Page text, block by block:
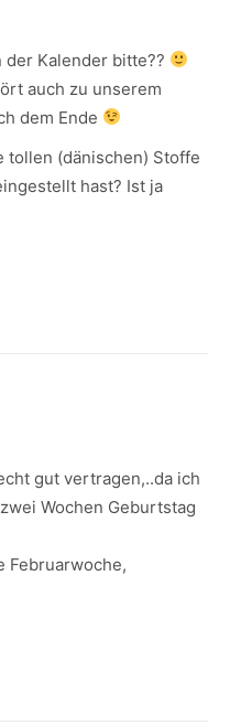
Kalender bitte??
auch zu unserem
dem Ende
tollen (dänischen) Stoffe
hast? Ist ja
gut vertragen,..da ich
Wochen Geburtstag
Februarwoche,